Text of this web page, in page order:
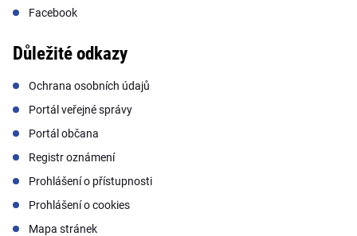
Facebook
Důležité odkazy
Ochrana osobních údajů
Portál veřejné správy
Portál občana
Registr oznámení
Prohlášení o přístupnosti
Prohlášení o cookies
Mapa stránek